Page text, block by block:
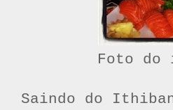
Foto do
Saindo do